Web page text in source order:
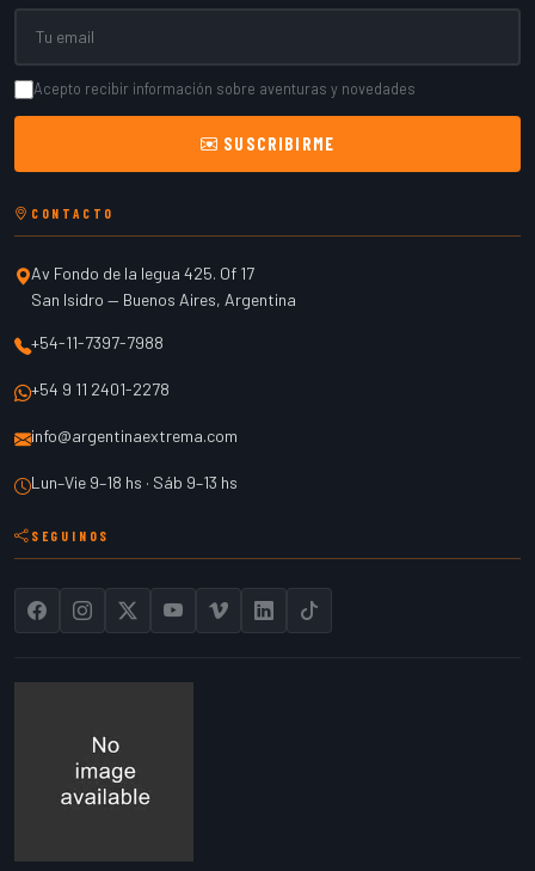
Acepto recibir información sobre aventuras y novedades
SUSCRIBIRME
CONTACTO
Av Fondo de la legua 425. Of 17
San Isidro — Buenos Aires, Argentina
+54-11-7397-7988
+54 9 11 2401-2278
info@argentinaextrema.com
Lun–Vie 9–18 hs · Sáb 9–13 hs
SEGUINOS